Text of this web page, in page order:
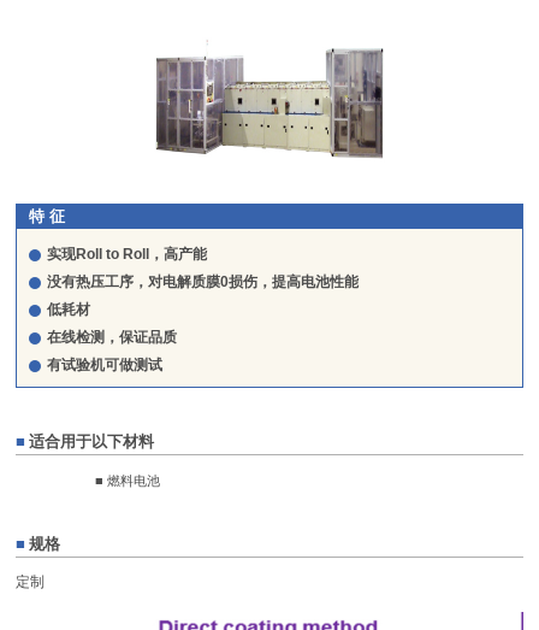
特 征
实现Roll to Roll，高产能
没有热压工序，对电解质膜0损伤，提高电池性能
低耗材
在线检测，保证品质
有试验机可做测试
■ 适合用于以下材料
■ 燃料电池
■ 规格
定制